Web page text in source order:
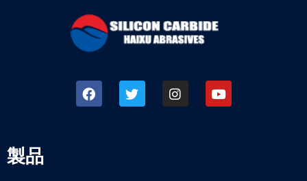
製品